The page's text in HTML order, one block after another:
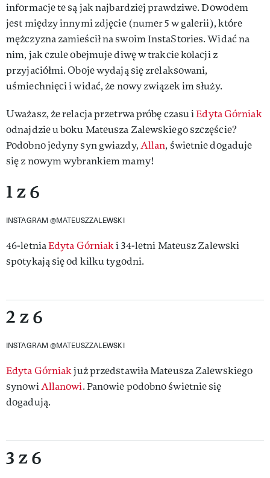
informacje te są jak najbardziej prawdziwe. Dowodem
jest między innymi zdjęcie (numer 5 w galerii), które
mężczyzna zamieścił na swoim InstaStories. Widać na
nim, jak czule obejmuje diwę w trakcie kolacji z
przyjaciółmi. Oboje wydają się zrelaksowani,
uśmiechnięci i widać, że nowy związek im służy.
Uważasz, że relacja przetrwa próbę czasu iEdyta Górniak
odnajdzie u boku Mateusza Zalewskiego szczęście?
Podobno jedyny syn gwiazdy,Allan, świetnie dogaduje
się z nowym wybrankiem mamy!
1 z 6
INSTAGRAM @MATEUSZZALEWSKI
46-letniaEdyta Górniaki 34-letni Mateusz Zalewski
spotykają się od kilku tygodni.
2 z 6
INSTAGRAM @MATEUSZZALEWSKI
Edyta Górniakjuż przedstawiła Mateusza Zalewskiego
synowiAllanowi. Panowie podobno świetnie się
dogadują.
3 z 6